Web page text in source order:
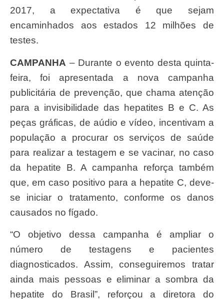
2017, a expectativa é que sejam
encaminhados aos estados 12 milhões de
testes.
CAMPANHA – Durante o evento desta quinta-
feira, foi apresentada a nova campanha
publicitária de prevenção, que chama atenção
para a invisibilidade das hepatites B e C. As
peças gráficas, de aúdio e vídeo, incentivam a
população a procurar os serviços de saúde
para realizar a testagem e se vacinar, no caso
da hepatite B. A campanha reforça também
que, em caso positivo para a hepatite C, deve-
se iniciar o tratamento, conforme os danos
causados no fígado.
“O objetivo dessa campanha é ampliar o
número de testagens e pacientes
diagnosticados. Assim, conseguiremos tratar
ainda mais pessoas e eliminar a sombra da
hepatite do Brasil”, reforçou a diretora do